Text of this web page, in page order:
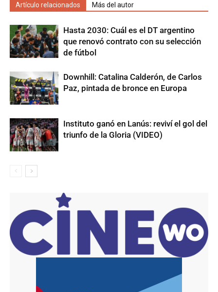
Artículo relacionados Más del autor
Hasta 2030: Cuál es el DT argentino
que renovó contrato con su selección
de fútbol
Downhill: Catalina Calderón, de Carlos
Paz, pintada de bronce en Europa
Instituto ganó en Lanús: reviví el gol del
triunfo de la Gloria (VIDEO)